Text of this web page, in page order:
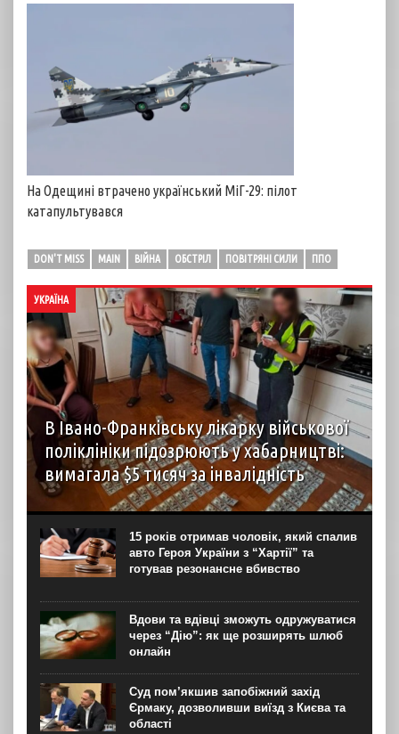
На Одещині втрачено український МіГ-29: пілот
катапультувався
DON'T MISS MAIN ВІЙНА ОБСТРІЛ ПОВІТРЯНІ СИЛИ ППО
УКРАЇНА
В Івано-Франківську лікарку військової
поліклініки підозрюють у хабарництві:
вимагала $5 тисяч за інвалідність
В Івано-Франківську лікарці-психіатру військової
поліклініки повідомили про підозру в пособництві в
одержанні неправомірної вигоди. За даними слідства,
вона отримала від 25-річного військовослужбовця $5
тисяч за “сприяння” у проходженні ВЛК...
15 років отримав чоловік, який спалив
авто Героя України з “Хартії” та
готував резонансне вбивство
Вдови та вдівці зможуть одружуватися
через “Дію”: як ще розширять шлюб
онлайн
Суд пом’якшив запобіжний захід
Єрмаку, дозволивши виїзд з Києва та
області